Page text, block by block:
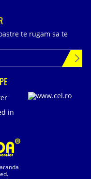
te rugam sa te
in